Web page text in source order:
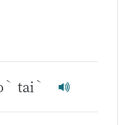
ˋ tai ˋ